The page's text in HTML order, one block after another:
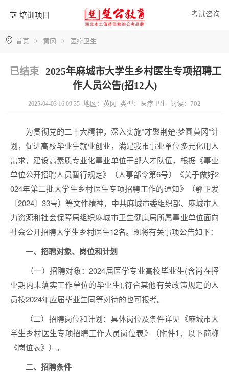
培训项目 考试咨询
首页 > 黄冈 > 医疗卫生
已结束
作人员公告(招12人)
2025-04-03 16:09:35 地区：黄冈 类型：医疗卫生 阅读：702
为贯彻党的二十大精神，深入实施“才聚荆楚·梦圆黄冈”计
划，促进高校毕业生就业创业，满足我市事业单位多元化用人
需求，建设高素质专业化事业单位干部人才队伍，根据《事业
单位公开招聘人员暂行规定》（人事部令第6号）《关于做好2
024年第二批大学生乡村医生专项招聘工作的通知》（鄂卫发
〔2024〕33号）等文件精神，中共麻城市委组织部、麻城市人
力资源和社会保障局组织麻城市卫生健康局所属事业单位面向
社会公开招聘大学生乡村医生12名。现将有关事项公告如下：
一、招聘对象、岗位和计划
（一）招聘对象：2024届医学专业高校毕业生(含尚在择
业期内未落实工作单位的毕业生),符合其他有关政策规定的人
员按2024年应届毕业生同等对待的也可报考。
（二）招聘岗位和计划：具体岗位及条件详见《麻城市大
学生乡村医生专项招聘工作人员岗位表》（附件1，以下简称
《岗位表》）。
二、招聘条件